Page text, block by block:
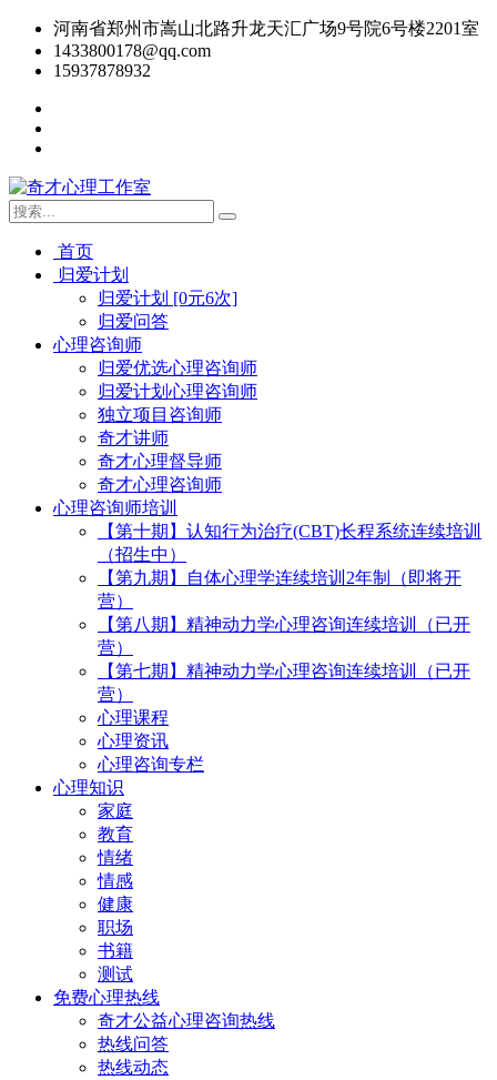
河南省郑州市嵩山北路升龙天汇广场9号院6号楼2201室
1433800178@qq.com
15937878932
首页
归爱计划
归爱计划 [0元6次]
归爱问答
心理咨询师
归爱优选心理咨询师
归爱计划心理咨询师
独立项目咨询师
奇才讲师
奇才心理督导师
奇才心理咨询师
心理咨询师培训
【第十期】认知行为治疗(CBT)长程系统连续培训
（招生中）
【第九期】自体心理学连续培训2年制（即将开
营）
【第八期】精神动力学心理咨询连续培训（已开
营）
【第七期】精神动力学心理咨询连续培训（已开
营）
心理课程
心理资讯
心理咨询专栏
心理知识
家庭
教育
情绪
情感
健康
职场
书籍
测试
免费心理热线
奇才公益心理咨询热线
热线问答
热线动态